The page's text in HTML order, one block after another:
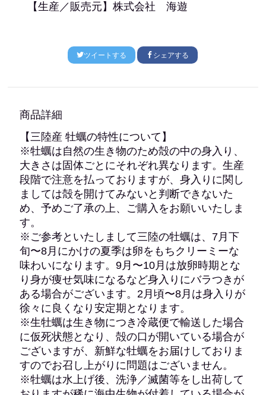
【生産／販売元】株式会社 海遊
ツイートする シェアする
商品詳細
【三陸産 牡蠣の特性について】
※牡蠣は自然の生き物のため殻の中の身入り、
大きさは固体ごとにそれぞれ異なります。生産
段階で注意を払っておりますが、身入りに関し
ましては殻を開けてみないと判断できないた
め、予めご了承の上、ご購入をお願いいたしま
す。
※ご参考といたしまして三陸の牡蠣は、7月下
旬〜8月にかけの夏季は卵をもちクリーミーな
味わいになります。9月〜10月は放卵時期とな
り身が痩せ気味になるなど身入りにバラつきが
ある場合がございます。2月頃〜8月は身入りが
徐々に良くなり安定期となります。
※生牡蠣は生き物につき冷蔵便で輸送した場合
に仮死状態となり、殻の口が開いている場合が
ございますが、新鮮な牡蠣をお届けしておりま
すのでお召し上がりに問題はございません。
※牡蠣は水上げ後、洗浄／滅菌等をし出荷して